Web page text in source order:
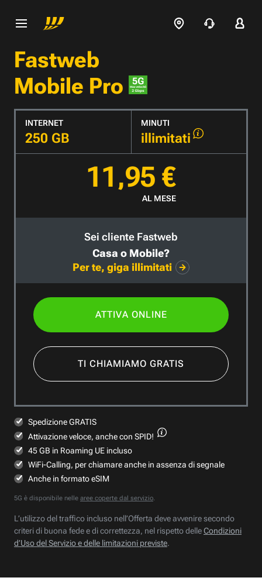
Fastweb
Mobile Pro
INTERNET
250 GB
MINUTI
illimitati
11,95 €
AL MESE
Sei cliente Fastweb
Casa o Mobile?
Per te, giga illimitati
ATTIVA ONLINE
TI CHIAMIAMO GRATIS
Spedizione GRATIS
Attivazione veloce, anche con SPID!
45 GB in Roaming UE incluso
WiFi-Calling, per chiamare anche in assenza di segnale
Anche in formato eSIM
5G è disponibile nelle aree coperte dal servizio.
L’utilizzo del traffico incluso nell’Offerta deve avvenire secondo
criteri di buona fede e di correttezza, nel rispetto delleCondizioni
d’Uso del Servizio e delle limitazioni previste.